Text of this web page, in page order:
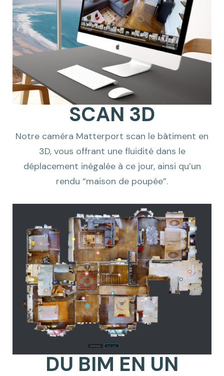
SCAN 3D
Notre caméra Matterport scan le bâtiment en
3D, vous offrant une fluidité dans le
déplacement inégalée à ce jour, ainsi qu’un
rendu “maison de poupée”.
DU BIM EN UN